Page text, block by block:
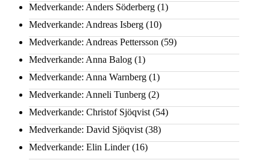
Medverkande: Anders Söderberg (1)
Medverkande: Andreas Isberg (10)
Medverkande: Andreas Pettersson (59)
Medverkande: Anna Balog (1)
Medverkande: Anna Warnberg (1)
Medverkande: Anneli Tunberg (2)
Medverkande: Christof Sjöqvist (54)
Medverkande: David Sjöqvist (38)
Medverkande: Elin Linder(16)